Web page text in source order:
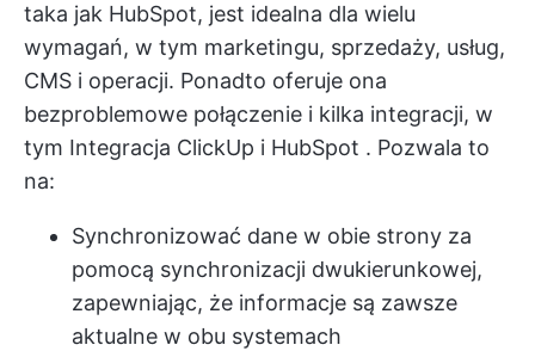
taka jak HubSpot, jest idealna dla wielu
wymagań, w tym marketingu, sprzedaży, usług,
CMS i operacji. Ponadto oferuje ona
bezproblemowe połączenie i kilka integracji, w
tym Integracja ClickUp i HubSpot . Pozwala to
na:
Synchronizować dane w obie strony za
pomocą synchronizacji dwukierunkowej,
zapewniając, że informacje są zawsze
aktualne w obu systemach